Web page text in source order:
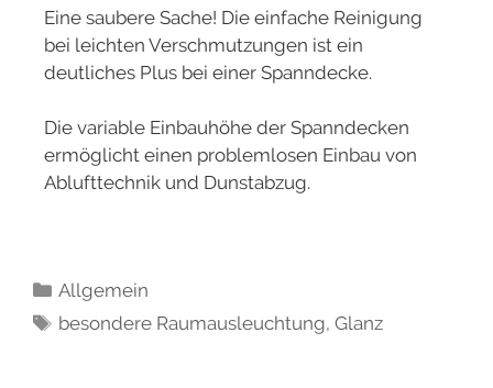
Eine saubere Sache! Die einfache Reinigung
bei leichten Verschmutzungen ist ein
deutliches Plus bei einer Spanndecke.
Die variable Einbauhöhe der Spanndecken
ermöglicht einen problemlosen Einbau von
Ablufttechnik und Dunstabzug.
Allgemein
besondere Raumausleuchtung,Glanz